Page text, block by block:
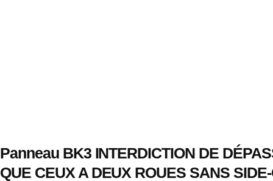
Panneau BK3 INTERDICTION DE
QUE CEUX A DEUX ROUES SANS